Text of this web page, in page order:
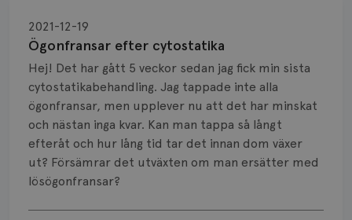
Ögonfransar efter cytostatika
2021-12-19
Hej! Det har gått 5 veckor sedan jag fick min sista
cytostatikabehandling. Jag tappade inte alla
ögonfransar, men upplever nu att det har minskat
och nästan inga kvar. Kan man tappa så långt
efteråt och hur lång tid tar det innan dom växer
ut? Försämrar det utväxten om man ersätter med
lösögonfransar?
Visa svar
Biopsi
Biverkningar
Bröstvårta
Knöl
Läkemedel
Typ av bröstcancer